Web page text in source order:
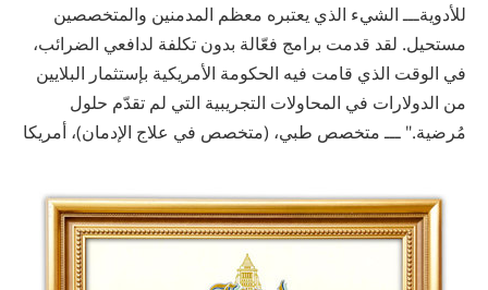
للأدويةـــ الشيء الذي يعتبره معظم المدمنين والمتخصصين
مستحيل. لقد قدمت برامج فعّالة بدون تكلفة لدافعي الضرائب،
في الوقت الذي قامت فيه الحكومة الأمريكية بإستثمار البلايين
من الدولارات في المحاولات التجريبية التي لم تقدّم حلول
مُرضية." ـــ متخصص طبي، (متخصص في علاج الإدمان)، أمريكا